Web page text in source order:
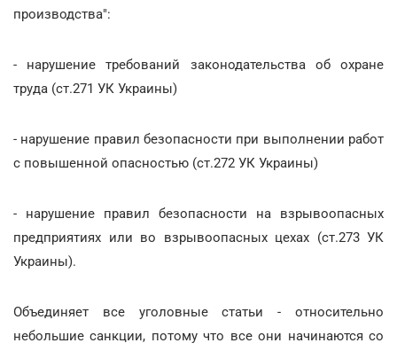
производства":
- нарушение требований законодательства об охране
труда (ст.271 УК Украины)
- нарушение правил безопасности при выполнении работ
с повышенной опасностью (ст.272 УК Украины)
- нарушение правил безопасности на взрывоопасных
предприятиях или во взрывоопасных цехах (ст.273 УК
Украины).
Объединяет все уголовные статьи - относительно
небольшие санкции, потому что все они начинаются со